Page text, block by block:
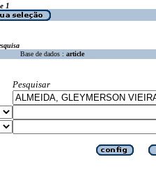
1
Base de dados : article
Pesquisar